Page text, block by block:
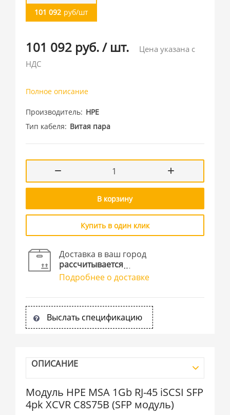
101 092 руб/шт
101 092 руб./ шт.
Цена указана с
НДС
Полное описание
Производитель HPE
Тип кабеля
Витая пара
В корзину
Купить в один клик
Доставка в ваш город
рассчитывается
Подробнее о доставке
Выслать спецификацию
ОПИСАНИЕ
Модуль HPE MSA 1Gb RJ-45 iSCSI SFP
4pk XCVR C8S75B (SFP модуль)